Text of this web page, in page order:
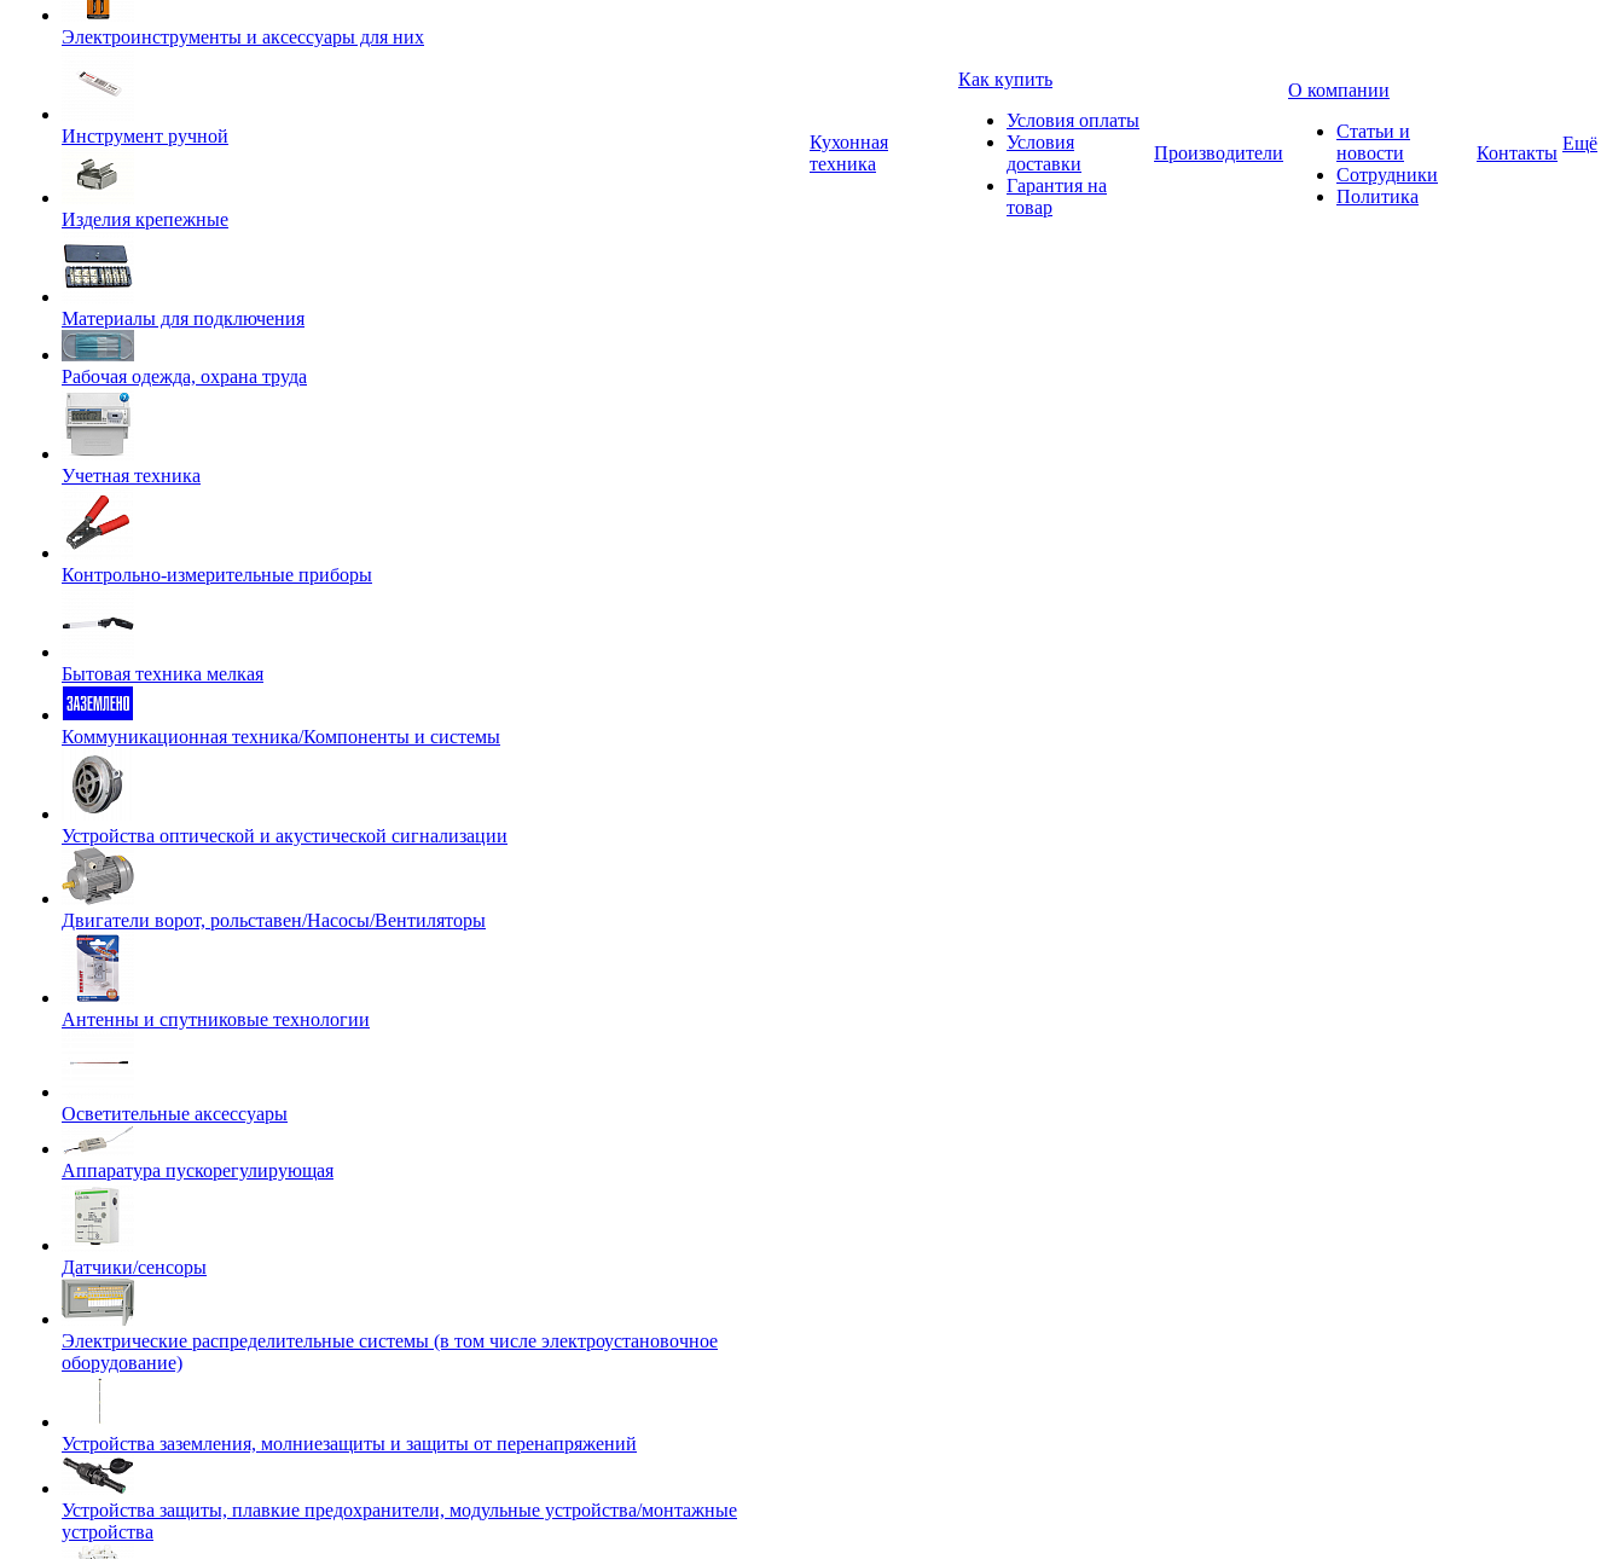
Электроинструменты и аксессуары для них
Инструмент ручной
Изделия крепежные
Материалы для подключения
Рабочая одежда, охрана труда
Учетная техника
Контрольно-измерительные приборы
Бытовая техника мелкая
Коммуникационная техника/Компоненты и системы
Устройства оптической и акустической сигнализации
Двигатели ворот, рольставен/Насосы/Вентиляторы
Антенны и спутниковые технологии
Осветительные аксессуары
Аппаратура пускорегулирующая
Датчики/сенсоры
Электрические распределительные системы (в том числе электроустановочное
оборудование)
Устройства заземления, молниезащиты и защиты от перенапряжений
Устройства защиты, плавкие предохранители, модульные устройства/монтажные
устройства
Кухонная
техника
Как купить
Условия оплаты
Условия
доставки
Гарантия на
товар
Производители
О компании
Статьи и
новости
Сотрудники
Политика
Контакты Ещё